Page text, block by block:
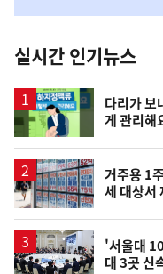
뉴
스
실시간 인기뉴스
다리가 보
게 관리해
거주용 1
세 대상서
'서울대
대 3곳 신